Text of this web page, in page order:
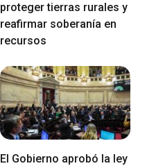
proteger tierras rurales y
reafirmar soberanía en
recursos
El Gobierno aprobó la ley